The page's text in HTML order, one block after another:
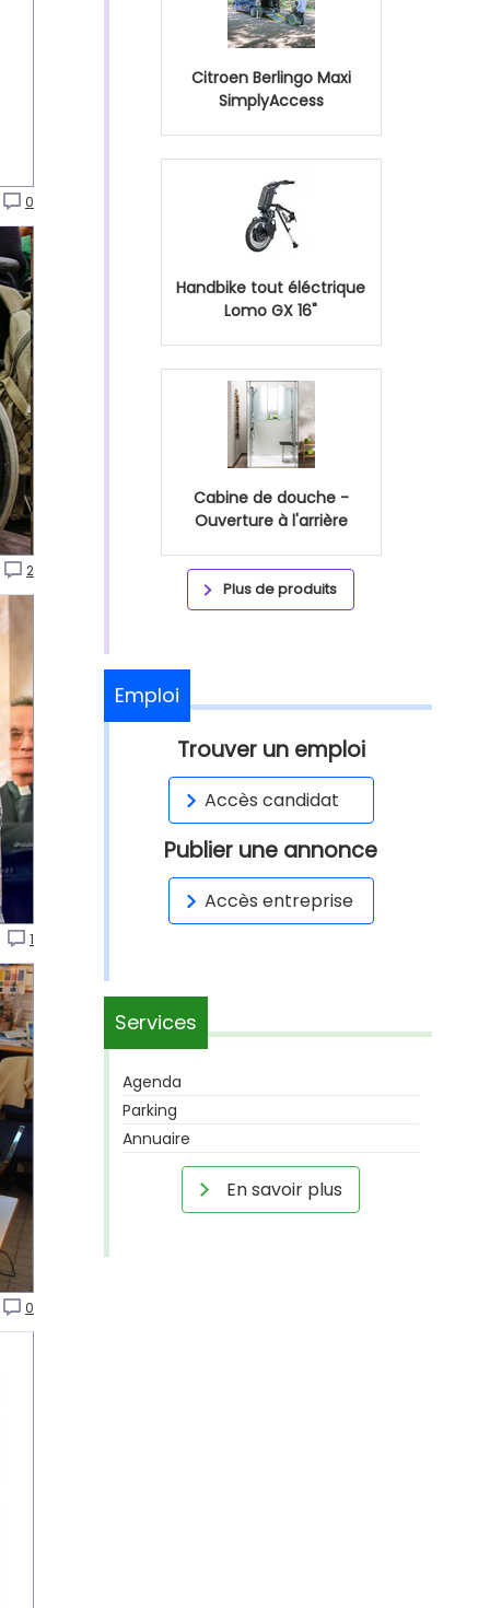
0
2
1
0
Citroen Berlingo Maxi
SimplyAccess
Handbike tout éléctrique
Lomo GX 16"
Cabine de douche -
Ouverture à l'arrière
Plus de produits
Emploi
Trouver un emploi
Accès candidat
Publier une annonce
Accès entreprise
Services
Agenda
Parking
Annuaire
En savoir plus